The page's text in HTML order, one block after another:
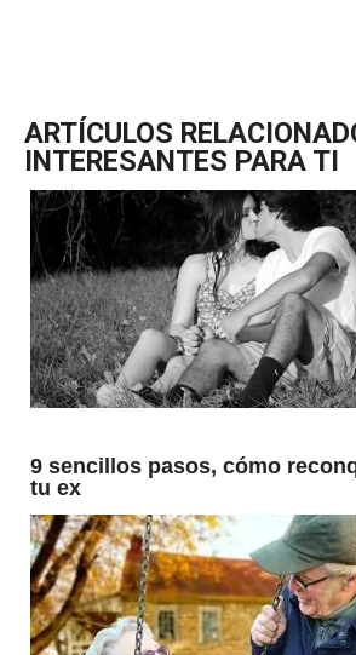
ARTÍCULOS
INTERESANTES PARA TI
9 sencillos pasos, cómo
tu ex